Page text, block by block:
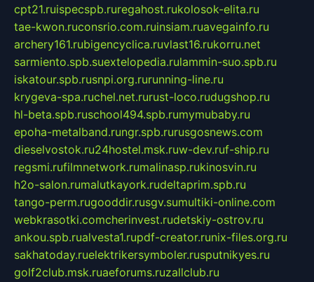
cpt21.ruispecspb.ruregahost.rukolosok-elita.ru
tae-kwon.ruconsrio.com.ruinsiam.ruavegainfo.ru
archery161.rubigencyclica.ruvlast16.rukorru.net
sarmiento.spb.suextelopedia.rulammin-suo.spb.ru
iskatour.spb.rusnpi.org.rurunning-line.ru
krygeva-spa.ruchel.net.rurust-loco.rudugshop.ru
hl-beta.spb.ruschool494.spb.rumymubaby.ru
epoha-metalband.rungr.spb.rurusgosnews.com
dieselvostok.ru24hostel.msk.ruw-dev.ruf-ship.ru
regsmi.rufilmnetwork.rumalinasp.rukinosvin.ru
h2o-salon.rumalutkayork.rudeltaprim.spb.ru
tango-perm.rugooddir.rusgv.sumultiki-online.com
webkrasotki.comcherinvest.rudetskiy-ostrov.ru
ankou.spb.rualvesta1.rupdf-creator.runix-files.org.ru
sakhatoday.ruelektrikersymboler.rusputnikyes.ru
golf2club.msk.ruaeforums.ruzallclub.ru